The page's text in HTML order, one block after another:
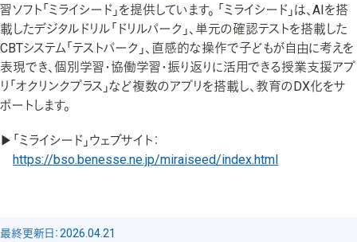
習ソフト「ミライシード」を提供しています。 「ミライシード」は、AIを搭
載したデジタルドリル「ドリルパーク」、単元の確認テストを搭載した
CBTシステム「テストパーク」、直感的な操作で子どもが自由に考えを
表現でき、個別学習・協働学習・振り返りに活用できる授業支援アプ
リ「オクリンクプラス」など複数のアプリを搭載し、教育のDX化をサ
ポートします。
▶「ミライシード」ウェブサイト：
https://bso.benesse.ne.jp/miraiseed/index.html
最終更新日：2026.04.21